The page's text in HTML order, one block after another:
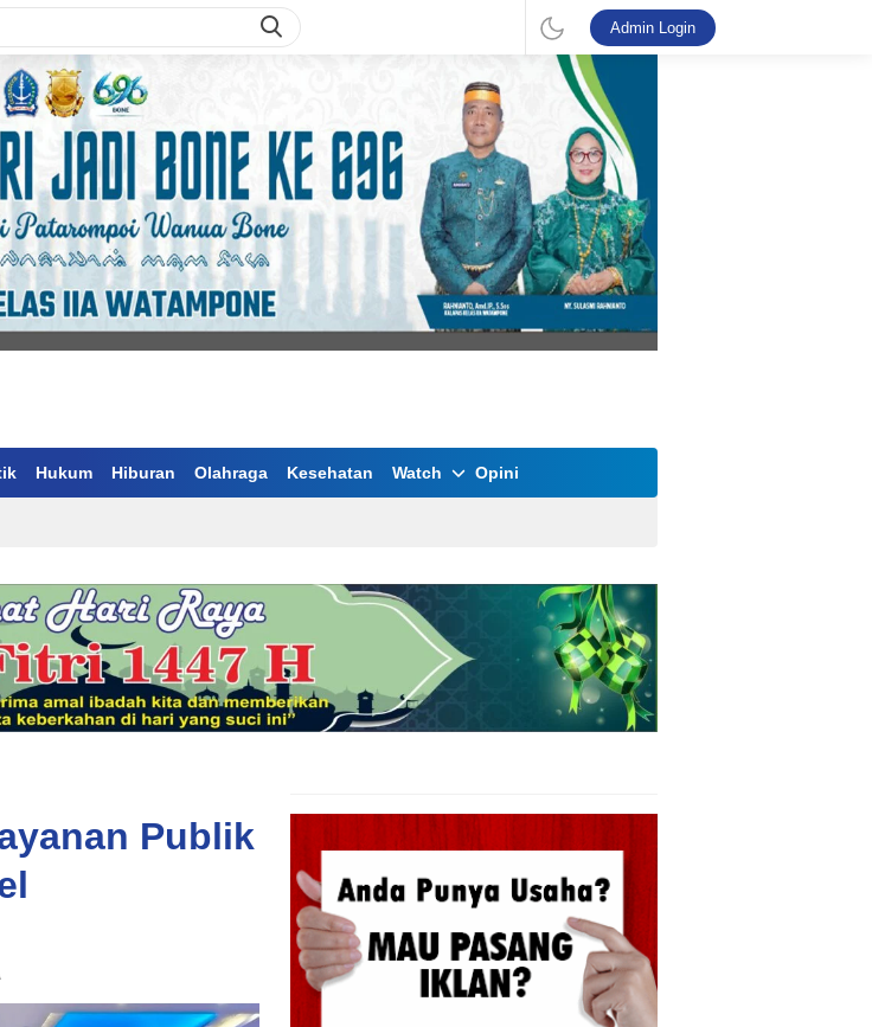
Admin Login
Hukum Hiburan Olahraga Kesehatan Watch Opini
Publik